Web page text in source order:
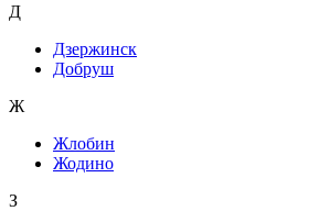
Д
Дзержинск
Добруш
Ж
Жлобин
Жодино
З